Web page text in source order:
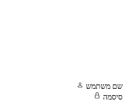
שם משתמש
סיסמה